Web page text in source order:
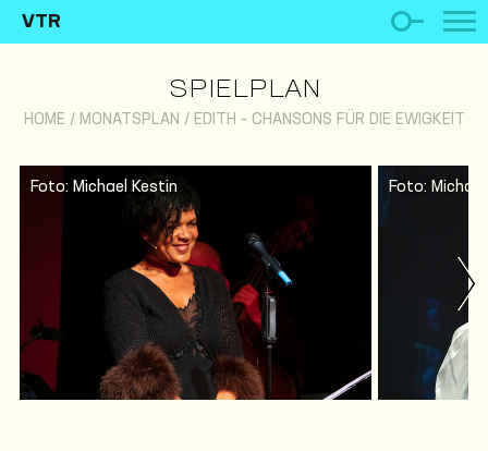
VTR
SPIELPLAN
HOME / MONATSPLAN / EDITH - CHANSONS FÜR DIE EWIGKEIT
Foto: Michael Kestin Foto: